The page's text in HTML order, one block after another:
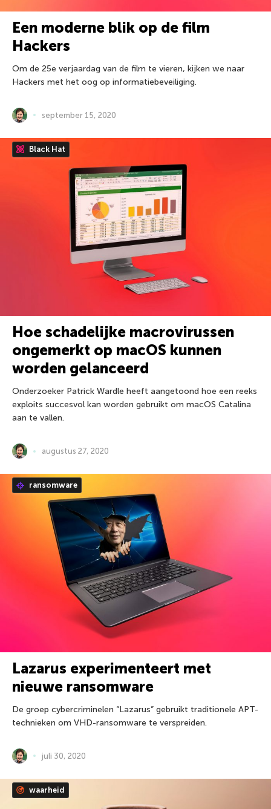
Een moderne blik op de film
Hackers
Om de 25e verjaardag van de film te vieren, kijken we naar
Hackers met het oog op informatiebeveiliging.
september 15, 2020
Black Hat
Hoe schadelijke macrovirussen
ongemerkt op macOS kunnen
worden gelanceerd
Onderzoeker Patrick Wardle heeft aangetoond hoe een reeks
exploits succesvol kan worden gebruikt om macOS Catalina
aan te vallen.
augustus 27, 2020
ransomware
Lazarus experimenteert met
nieuwe ransomware
De groep cybercriminelen “Lazarus” gebruikt traditionele APT-
technieken om VHD-ransomware te verspreiden.
juli 30, 2020
waarheid